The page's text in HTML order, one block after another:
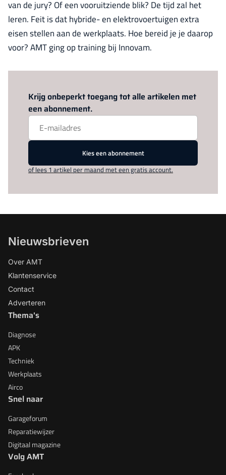
van de jury? Of een vooruitziende blik? De tijd zal het
leren. Feit is dat hybride- en elektrovoertuigen extra
eisen stellen aan de werkplaats. Hoe bereid je je daarop
voor? AMT ging op training bij Innovam.
Krijg onbeperkt toegang tot alle artikelen met
een abonnement.
Kies een abonnement
of lees 1 artikel per maand met een gratis account.
Nieuwsbrieven
Over AMT
Klantenservice
Contact
Adverteren
Thema's
Diagnose
APK
Techniek
Werkplaats
Airco
Snel naar
Garageforum
Reparatiewijzer
Digitaal magazine
Volg AMT